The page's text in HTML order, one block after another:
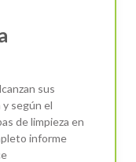
sus
según el
de limpieza en
informe